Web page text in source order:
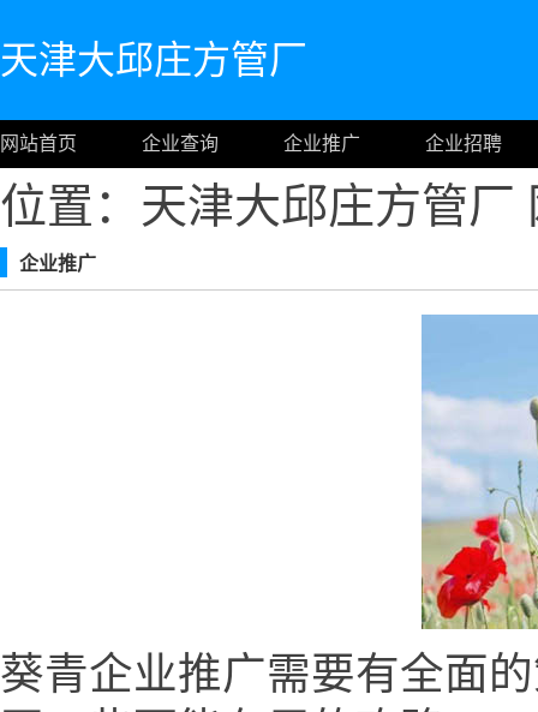
天津大邱庄方管厂
网站首页 企业查询 企业推广 企业招聘
位置：天津大邱庄方管厂
企业推广
葵青企业推广需要有全面